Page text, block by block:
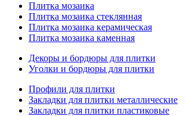
Плитка мозаика
Плитка мозаика стеклянная
Плитка мозаика керамическая
Плитка мозаика каменная
Декоры и бордюры для плитки
Уголки и бордюры для плитки
Профили для плитки
Закладки для плитки металлические
Закладки для плитки пластиковые